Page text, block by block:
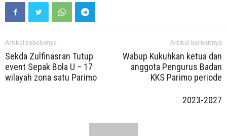
Artikel sebelumya
Sekda Zulfinasran Tutup
event Sepak Bola U – 17
wilayah zona satu Parimo
Artikel berikutnya
Wabup Kukuhkan ketua dan
anggota Pengurus Badan
KKS Parimo periode
2023-2027